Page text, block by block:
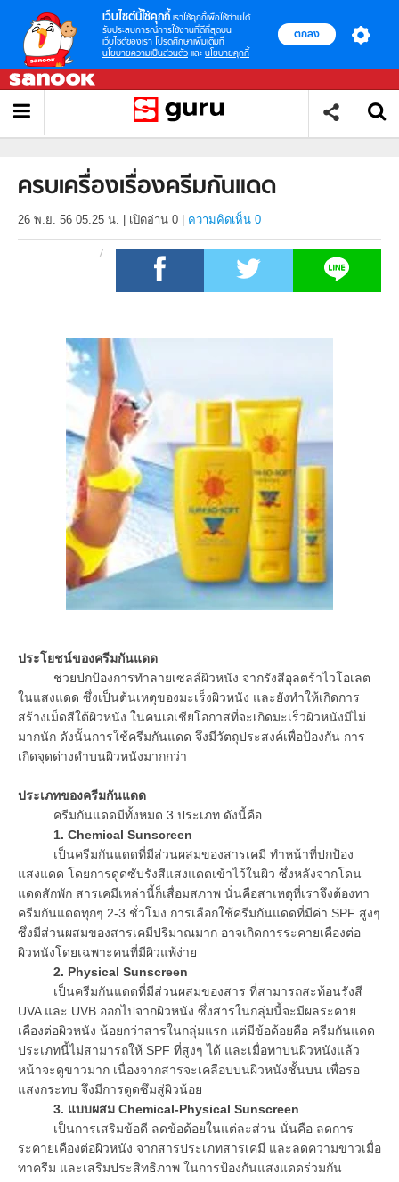
เว็บไซต์นี้ใช้คุกกี้ เราใช้คุกกี้เพื่อให้ท่านได้
รับประสบการณ์การใช้งานที่ดีที่สุดบน
เว็บไซต์ของเรา โปรดศึกษาเพิ่มเติมที่
นโยบายความเป็นส่วนตัว และ นโยบายคุกกี้
ตกลง
ครบเครื่องเรื่องครีมกันแดด
26 พ.ย. 56 05.25 น. เปิดอ่าน 0 ความคิดเห็น 0
ประโยชน์ของครีมกันแดด
ช่วยปกป้องการทำลายเซลล์ผิวหนัง จากรังสีอุลตร้าไวโอเลต
ในแสงแดด ซึ่งเป็นต้นเหตุของมะเร็งผิวหนัง และยังทำให้เกิดการ
สร้างเม็ดสีใต้ผิวหนัง ในคนเอเชียโอกาสที่จะเกิดมะเร็วผิวหนังมีไม่
มากนัก ดังนั้นการใช้ครีมกันแดด จึงมีวัตถุประสงค์เพื่อป้องกัน การ
เกิดจุดด่างดำบนผิวหนังมากกว่า
ประเภทของครีมกันแดด
ครีมกันแดดมีทั้งหมด 3 ประเภท ดังนี้คือ
1. Chemical Sunscreen
เป็นครีมกันแดดที่มีส่วนผสมของสารเคมี ทำหน้าที่ปกป้อง
แสงแดด โดยการดูดซับรังสีแสงแดดเข้าไว้ในผิว ซึ่งหลังจากโดน
แดดสักพัก สารเคมีเหล่านี้ก็เสื่อมสภาพ นั่นคือสาเหตุที่เราจึงต้องทา
ครีมกันแดดทุกๆ 2-3 ชั่วโมง การเลือกใช้ครีมกันแดดที่มีค่า SPF สูงๆ
ซึ่งมีส่วนผสมของสารเคมีปริมาณมาก อาจเกิดการระคายเคืองต่อ
ผิวหนังโดยเฉพาะคนที่มีผิวแพ้ง่าย
2. Physical Sunscreen
เป็นครีมกันแดดที่มีส่วนผสมของสาร ที่สามารถสะท้อนรังสี
UVA และ UVB ออกไปจากผิวหนัง ซึ่งสารในกลุ่มนี้จะมีผลระคาย
เคืองต่อผิวหนัง น้อยกว่าสารในกลุ่มแรก แต่มีข้อด้อยคือ ครีมกันแดด
ประเภทนี้ไม่สามารถให้ SPF ที่สูงๆ ได้ และเมื่อทาบนผิวหนังแล้ว
หน้าจะดูขาวมาก เนื่องจากสารจะเคลือบบนผิวหนังชั้นบน เพื่อรอ
แสงกระทบ จึงมีการดูดซึมสู่ผิวน้อย
3. แบบผสม Chemical-Physical Sunscreen
เป็นการเสริมข้อดี ลดข้อด้อยในแต่ละส่วน นั่นคือ ลดการ
ระคายเคืองต่อผิวหนัง จากสารประเภทสารเคมี และลดความขาวเมื่อ
ทาครีม และเสริมประสิทธิภาพ ในการป้องกันแสงแดดร่วมกัน